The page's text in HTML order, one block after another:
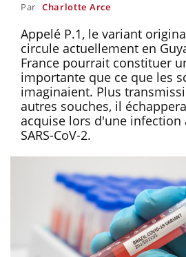
Par Charlotte Arce
Appelé P.1, le variant
circule actuellement en
France pourrait constituer
importante que ce que les
imaginaient. Plus
autres souches, il
acquise lors d'une infection
SARS-CoV-2.